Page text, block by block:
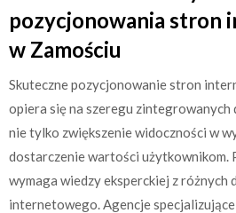
pozycjonowania stron
w Zamościu
Skuteczne pozycjonowanie stron
opiera się na szeregu zintegrowanych
nie tylko zwiększenie widoczności w
dostarczenie wartości użytkownikom.
wymaga wiedzy eksperckiej z różnych
internetowego. Agencje specjalizujące